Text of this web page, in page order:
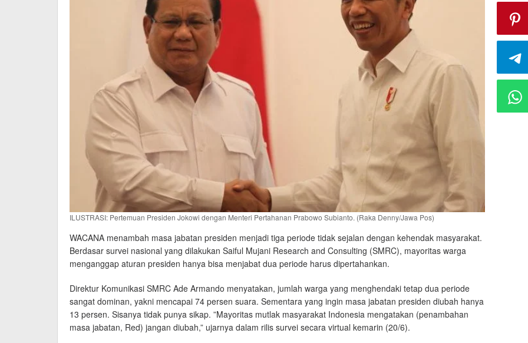
ILUSTRASI: Pertemuan Presiden Jokowi dengan Menteri Pertahanan Prabowo Subianto. (Raka Denny/Jawa Pos)
WACANA menambah masa jabatan presiden menjadi tiga periode tidak sejalan dengan kehendak masyarakat.
Berdasar survei nasional yang dilakukan Saiful Mujani Research and Consulting (SMRC), mayoritas warga
menganggap aturan presiden hanya bisa menjabat dua periode harus dipertahankan.
Direktur Komunikasi SMRC Ade Armando menyatakan, jumlah warga yang menghendaki tetap dua periode
sangat dominan, yakni mencapai 74 persen suara. Sementara yang ingin masa jabatan presiden diubah hanya
13 persen. Sisanya tidak punya sikap. ”Mayoritas mutlak masyarakat Indonesia mengatakan (penambahan
masa jabatan, Red) jangan diubah,” ujarnya dalam rilis survei secara virtual kemarin (20/6).